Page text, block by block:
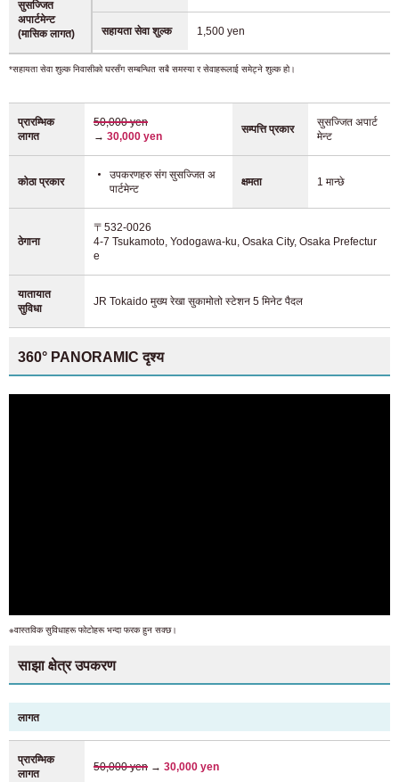
सुसज्जित
अपार्टमेन्ट
(मासिक लागत)
सहायता सेवा शुल्क 1,500 yen
*सहायता सेवा शुल्क निवासीको घरसँग सम्बन्धित सबै समस्या र सेवाहरूलाई समेट्ने शुल्क हो।
प्रारम्भिक
लागत
50,000 yen
→ 30,000 yen
सम्पत्ति प्रकार
सुसज्जित अपार्ट
मेन्ट
कोठा प्रकार
उपकरणहरु संग सुसज्जित अ
पार्टमेन्ट
क्षमता 1 मान्छे
ठेगाना
〒532-0026
4-7 Tsukamoto, Yodogawa-ku, Osaka City, Osaka Prefectur
e
यातायात
सुविधा
JR Tokaido मुख्य रेखा सुकामोतो स्टेशन 5 मिनेट पैदल
360° PANORAMIC दृश्य
※वास्तविक सुविधाहरू फोटोहरू भन्दा फरक हुन सक्छ।
साझा क्षेत्र उपकरण
लागत
प्रारम्भिक
लागत
50,000 yen → 30,000 yen